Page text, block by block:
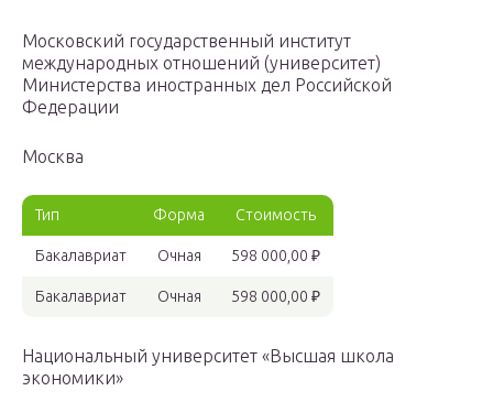
Московский государственный институт
международных отношений (университет)
Министерства иностранных дел Российской
Федерации
Москва
Тип Форма Стоимость
Бакалавриат Очная 598 000,00 ₽
Бакалавриат Очная 598 000,00 ₽
Национальный университет «Высшая школа
экономики»